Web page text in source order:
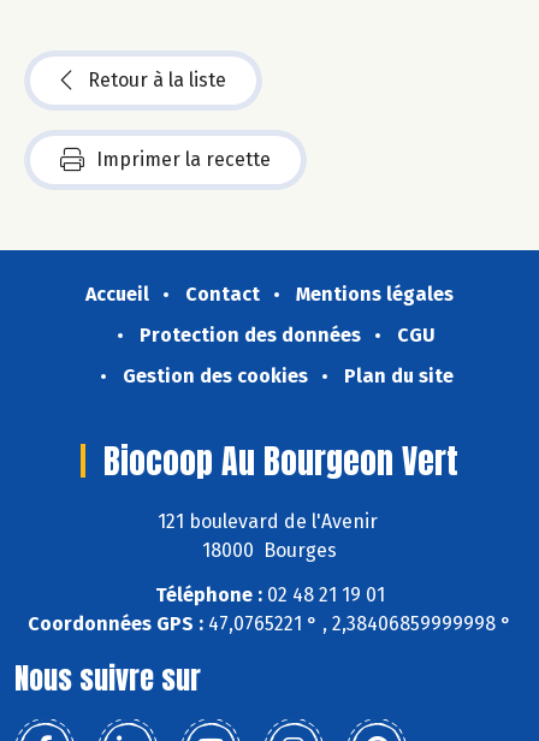
Retour à la liste
Imprimer la recette
Accueil Contact
Mentions légales
Protection des données
CGU
Gestion des cookies
Plan du site
Biocoop Au Bourgeon Vert
121 boulevard de l'Avenir
18000 Bourges
Téléphone :02 48 21 19 01
Coordonnées GPS : 47,0765221 ° , 2,38406859999998 °
Nous suivre sur